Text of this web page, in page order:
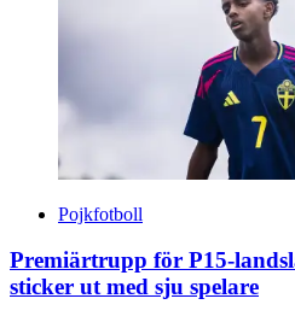
Pojkfotboll
Premiärtrupp för P15-
sticker ut med sju spelare